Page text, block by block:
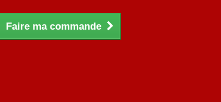
Faire ma commande